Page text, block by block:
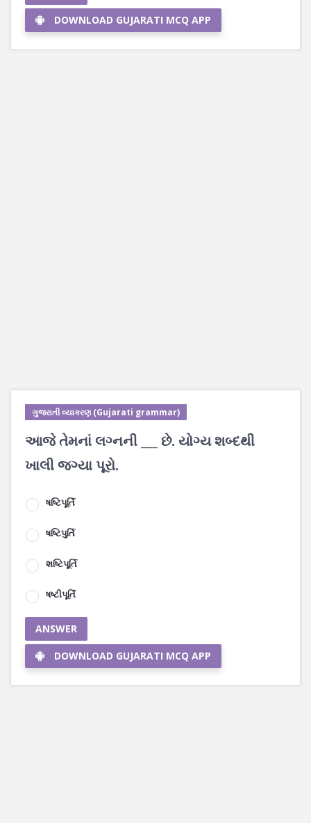
DOWNLOAD GUJARATI MCQ APP
ગુજરાતી વ્યાકરણ (Gujarati grammar)
આજે તેમનાં લગ્નની ___ છે. યોગ્ય શબ્દથી
ખાલી જગ્યા પૂરો.
ષષ્ટિપૂર્તિ
ષષ્ટિપુર્તિ
શષ્ટિપૂર્તિ
ષષ્ટીપૂર્તિ
ANSWER
DOWNLOAD GUJARATI MCQ APP